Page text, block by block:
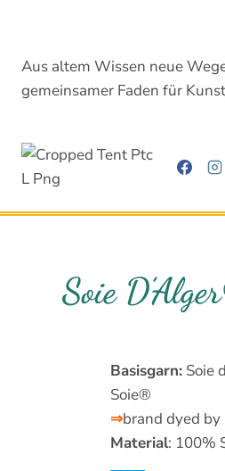
springen
Aus altem Wissen neue
gemeinsamer Faden für
Soie
Basisgarn: Soie
Soie®
⇒brand dyed by
Material: 100%